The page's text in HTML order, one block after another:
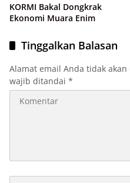
KORMI Bakal Dongkrak
Ekonomi Muara Enim
Tinggalkan Balasan
Alamat email Anda tidak
wajib ditandai *